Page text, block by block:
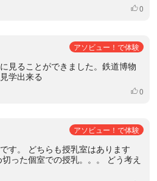
いいね
0
アソビュー！で体験
見ることができました。鉄道博物
学出来る
いいね
0
アソビュー！で体験
す。 どちらも授乳室はあります
った個室での授乳。。。 どう考え